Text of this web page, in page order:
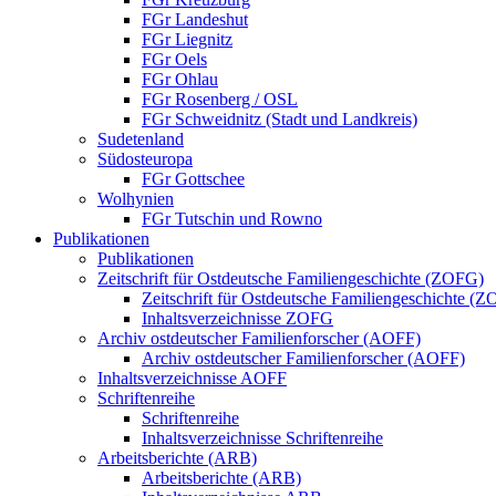
FGr Landeshut
FGr Liegnitz
FGr Oels
FGr Ohlau
FGr Rosenberg / OSL
FGr Schweidnitz (Stadt und Landkreis)
Sudetenland
Südosteuropa
FGr Gottschee
Wolhynien
FGr Tutschin und Rowno
Publikationen
Publikationen
Zeitschrift für Ostdeutsche Familiengeschichte (ZOFG)
Zeitschrift für Ostdeutsche Familiengeschichte
Inhaltsverzeichnisse ZOFG
Archiv ostdeutscher Familienforscher (AOFF)
Archiv ostdeutscher Familienforscher (AOFF)
Inhaltsverzeichnisse AOFF
Schriftenreihe
Schriftenreihe
Inhaltsverzeichnisse Schriftenreihe
Arbeitsberichte (ARB)
Arbeitsberichte (ARB)